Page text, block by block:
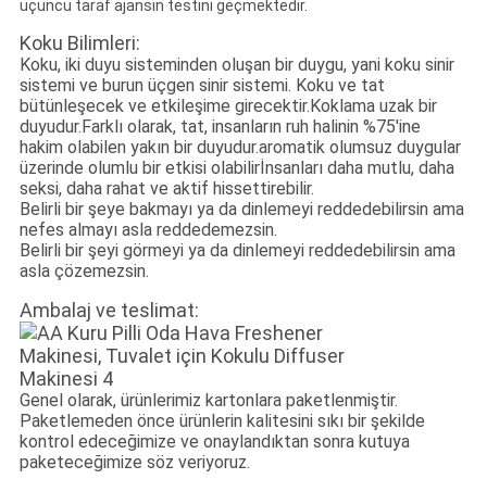
üçüncü taraf ajansın testini geçmektedir.
Koku Bilimleri:
Koku, iki duyu sisteminden oluşan bir duygu, yani koku sinir
sistemi ve burun üçgen sinir sistemi. Koku ve tat
bütünleşecek ve etkileşime girecektir.Koklama uzak bir
duyudur.Farklı olarak, tat, insanların ruh halinin %75'ine
hakim olabilen yakın bir duyudur.aromatik olumsuz duygular
üzerinde olumlu bir etkisi olabilirİnsanları daha mutlu, daha
seksi, daha rahat ve aktif hissettirebilir.
Belirli bir şeye bakmayı ya da dinlemeyi reddedebilirsin ama
nefes almayı asla reddedemezsin.
Belirli bir şeyi görmeyi ya da dinlemeyi reddedebilirsin ama
asla çözemezsin.
Ambalaj ve teslimat:
Genel olarak, ürünlerimiz kartonlara paketlenmiştir.
Paketlemeden önce ürünlerin kalitesini sıkı bir şekilde
kontrol edeceğimize ve onaylandıktan sonra kutuya
paketeceğimize söz veriyoruz.